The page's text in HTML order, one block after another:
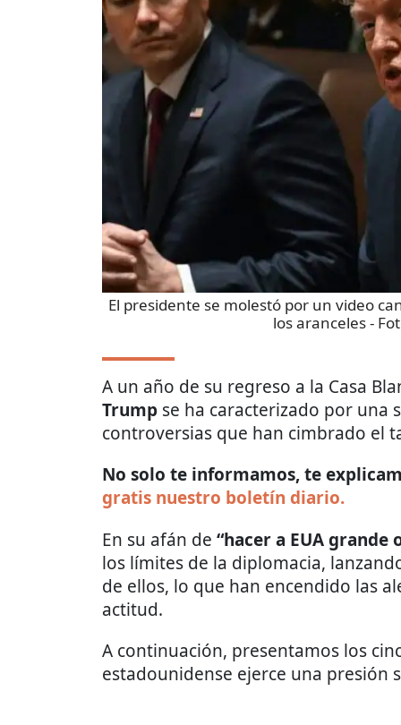
El presidente se molestó por un video
los aranceles-
A un año de su regreso a la Casa
Trump se ha caracterizado por una
controversias que han cimbrado el
No solo te informamos, te
gratis nuestro boletín diario.
En su afán de “hacer a EUA grande
los límites de la diplomacia,
de ellos, lo que han encendido las
actitud.
A continuación, presentamos los
estadounidense ejerce una presión